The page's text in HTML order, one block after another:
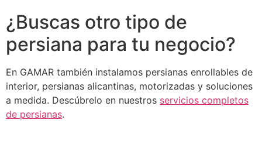
¿Buscas otro tipo de
persiana para tu negocio?
En GAMAR también instalamos persianas enrollables de
interior, persianas alicantinas, motorizadas y soluciones
a medida. Descúbrelo en nuestros servicios completos
de persianas.